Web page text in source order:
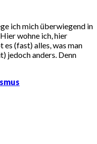
ich mich überwiegend in
wohne ich, hier
es (fast) alles, was man
jedoch anders. Denn